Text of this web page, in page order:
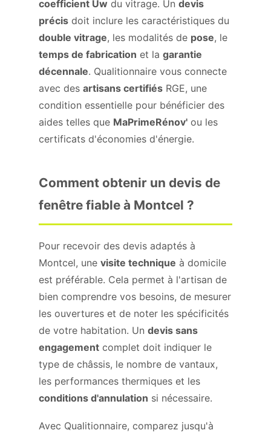
coefficient Uw du vitrage. Un devis
précis doit inclure les caractéristiques du
double vitrage, les modalités de pose, le
temps de fabrication et la garantie
décennale. Qualitionnaire vous connecte
avec des artisans certifiés RGE, une
condition essentielle pour bénéficier des
aides telles que MaPrimeRénov' ou les
certificats d'économies d'énergie.
Comment obtenir un devis de
fenêtre fiable à Montcel ?
Pour recevoir des devis adaptés à
Montcel, une visite technique à domicile
est préférable. Cela permet à l'artisan de
bien comprendre vos besoins, de mesurer
les ouvertures et de noter les spécificités
de votre habitation. Un devis sans
engagement complet doit indiquer le
type de châssis, le nombre de vantaux,
les performances thermiques et les
conditions d'annulation si nécessaire.
Avec Qualitionnaire, comparez jusqu'à